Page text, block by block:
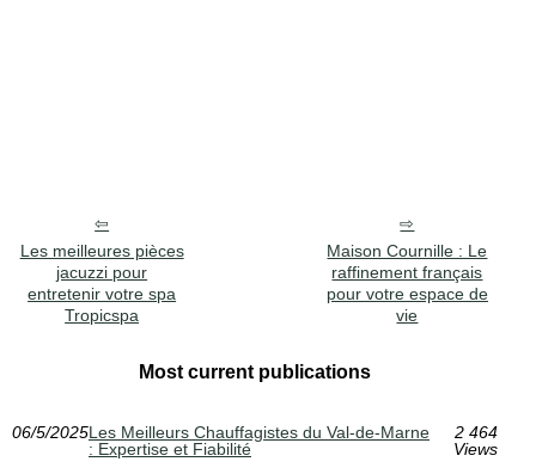
Les meilleures pièces
jacuzzi pour
entretenir votre spa
Tropicspa
Maison Cournille : Le
raffinement français
pour votre espace de
vie
Most current publications
06/5/2025Les Meilleurs Chauffagistes du Val-de-Marne
: Expertise et Fiabilité
2 464
Views